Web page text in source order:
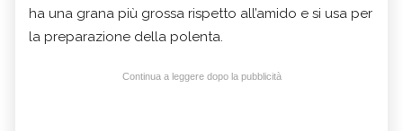
ha una grana più grossa rispetto all’amido e si usa per
la preparazione della polenta.
Continua a leggere dopo la pubblicità